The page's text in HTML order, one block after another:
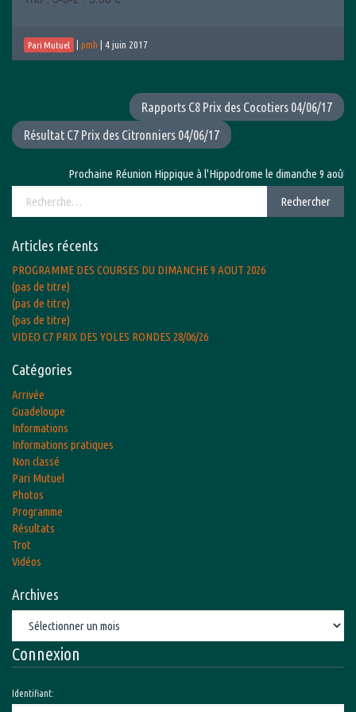
Pari Mutuel pmh 4 juin 2017
Rapports C8 Prix des Cocotiers 04/06/17
Résultat C7 Prix des Citronniers 04/06/17
Prochaine Réunion Hippique à l'Hippodrome le dimanche 9 août
Rechercher
Articles récents
PROGRAMME DES COURSES DU DIMANCHE 9 AOUT 2026
(pas de titre)
(pas de titre)
(pas de titre)
VIDEO C7 PRIX DES YOLES RONDES 28/06/26
Catégories
Arrivée
Guadeloupe
Informations
Informations pratiques
Non classé
Pari Mutuel
Photos
Programme
Résultats
Trot
Vidéos
Archives
Connexion
Identifiant: